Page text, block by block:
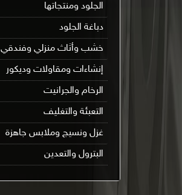
الجلود ومنتجاتها
دباغة الجلود
خشب وأثاث منزلي وفندقي
إنشاءات ومقاولات وديكور
الرخام والجرانيت
التعبئة والتغليف
غزل ونسيج وملابس جاهزة
البترول والتعدين